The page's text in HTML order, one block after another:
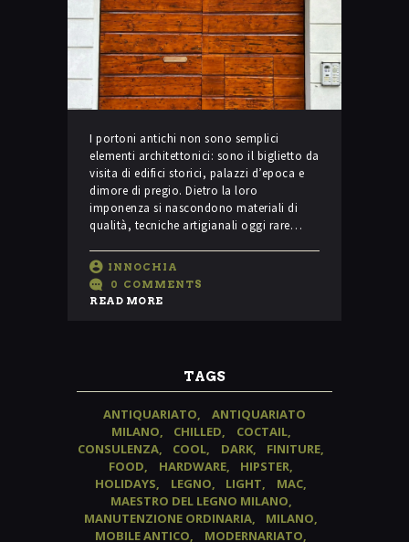
I portoni antichi non sono semplici
elementi architettonici: sono il biglietto da
visita di edifici storici, palazzi d’epoca e
dimore di pregio. Dietro la loro
imponenza si nascondono materiali di
qualità, tecniche artigianali oggi rare…
INNOCHIA
0 COMMENTS
READ MORE
TAGS
ANTIQUARIATO
ANTIQUARIATO
MILANO
CHILLED
COCTAIL
CONSULENZA
COOL DARK
FINITURE
FOOD
HARDWARE
HIPSTER
HOLIDAYS
LEGNO LIGHT
MAC
MAESTRO DEL LEGNO MILANO
MANUTENZIONE ORDINARIA
MILANO
MOBILE ANTICO
MODERNARIATO